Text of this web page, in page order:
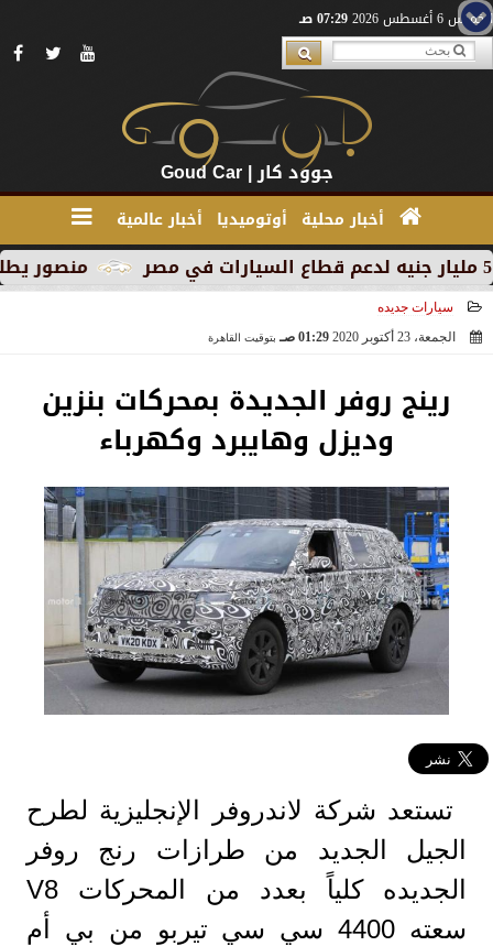
الخميس 6 أغسطس 2026 07:29 صـ
جوود كار | Goud Car
أخبار محلية أوتوميديا أخبار عالمية
منصور يطلق MG RX9 PHEV الجديدة كليًا في السوق المصري كأول سيارة Plug-in Hybrid من العلامة
سيارات جديده
الجمعة، 23 أكتوبر 2020
01:29 صـ بتوقيت القاهرة
رينج روفر الجديدة بمحركات بنزين
وديزل وهايبرد وكهرباء
تستعد شركة لاندروفر الإنجليزية لطرح
الجيل الجديد من طرازات رنج روفر
الجديده كلياً بعدد من المحركات V8
سعته 4400 سي سي تيربو من بي أم